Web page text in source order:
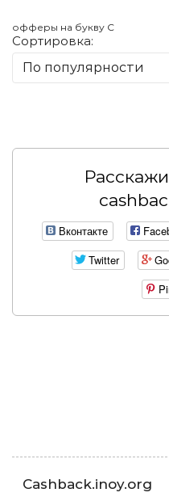
офферы на букву С
Сортировка:
По популярности
Вконтакте
Twitter
Cashback.inoy.org